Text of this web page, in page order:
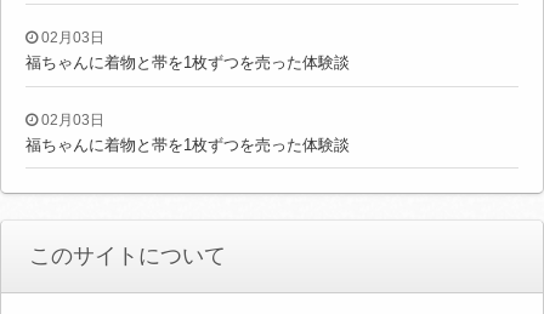
02月03日
福ちゃんに着物と帯を1枚ずつを売った体験談
02月03日
福ちゃんに着物と帯を1枚ずつを売った体験談
このサイトについて